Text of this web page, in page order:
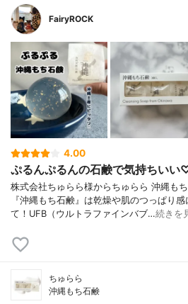
FairyROCK
4.00
ぷるんぷるんの石鹸で気持ちいい
株式会社ちゅらら様からちゅらら 沖縄も
『沖縄もち石鹸』は乾燥や肌のつっぱり
て！UFB（ウルトラファインバブ…続きを
ちゅらら
沖縄もち石鹸